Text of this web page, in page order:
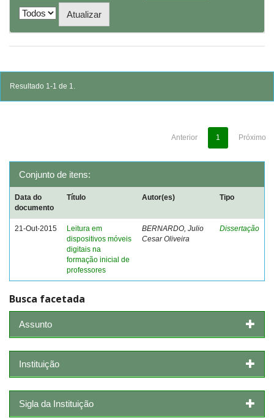
Resultado 1-1 de 1.
Anterior 1 Próximo
Conjunto de itens:
Data do
documento
Título Autor(es) Tipo
21-Out-2015
Leitura em
dispositivos móveis
digitais na
formação inicial de
professores
BERNARDO, Julio
Cesar Oliveira
Dissertação
Busca facetada
Assunto
Instituição
Sigla da Instituição